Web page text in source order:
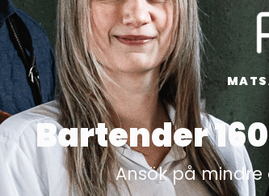
Bartender
Ansök på mindre